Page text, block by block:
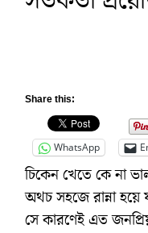
Share this:
WhatsApp
চিকেন খেতে কে না
অথচ সহজে রান্না
সে কারণেই এত